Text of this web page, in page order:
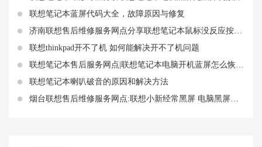
联想笔记本蓝屏代码大全，故障原因与修复
济南联想售后维修服务网点分享联想笔记本鼠标没反应按什么键恢复 联想笔记本鼠标突然失灵了怎么办
联想thinkpad开不了机 如何能解决开不了机问题
联想笔记本售后服务网点|联想笔记本电脑开机蓝屏怎么恢复正常
联想笔记本喇叭破音的原因和解决方法
烟台联想售后维修服务网点:联想小新经常黑屏 电脑黑屏按三个键恢复